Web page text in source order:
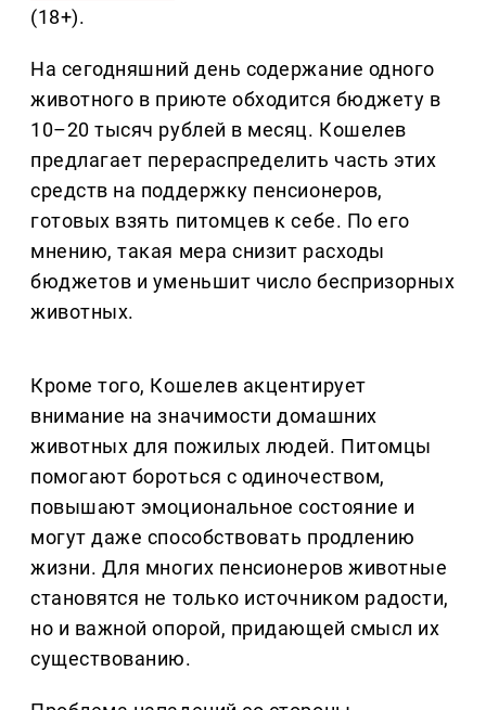
(18+).
На сегодняшний день содержание одного
животного в приюте обходится бюджету в
10–20 тысяч рублей в месяц. Кошелев
предлагает перераспределить часть этих
средств на поддержку пенсионеров,
готовых взять питомцев к себе. По его
мнению, такая мера снизит расходы
бюджетов и уменьшит число беспризорных
животных.
Кроме того, Кошелев акцентирует
внимание на значимости домашних
животных для пожилых людей. Питомцы
помогают бороться с одиночеством,
повышают эмоциональное состояние и
могут даже способствовать продлению
жизни. Для многих пенсионеров животные
становятся не только источником радости,
но и важной опорой, придающей смысл их
существованию.